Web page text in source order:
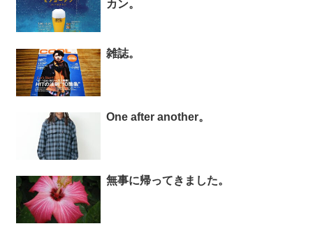
カン。
雑誌。
One after another。
無事に帰ってきました。